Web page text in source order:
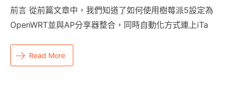
前言 從前篇文章中，我們知道了如何使用樹莓派5設定為
OpenWRT並與AP分享器整合，同時自動化方式連上iTa
Read More